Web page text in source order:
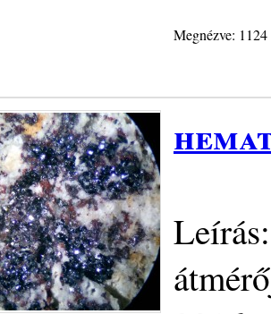
Megnézve: